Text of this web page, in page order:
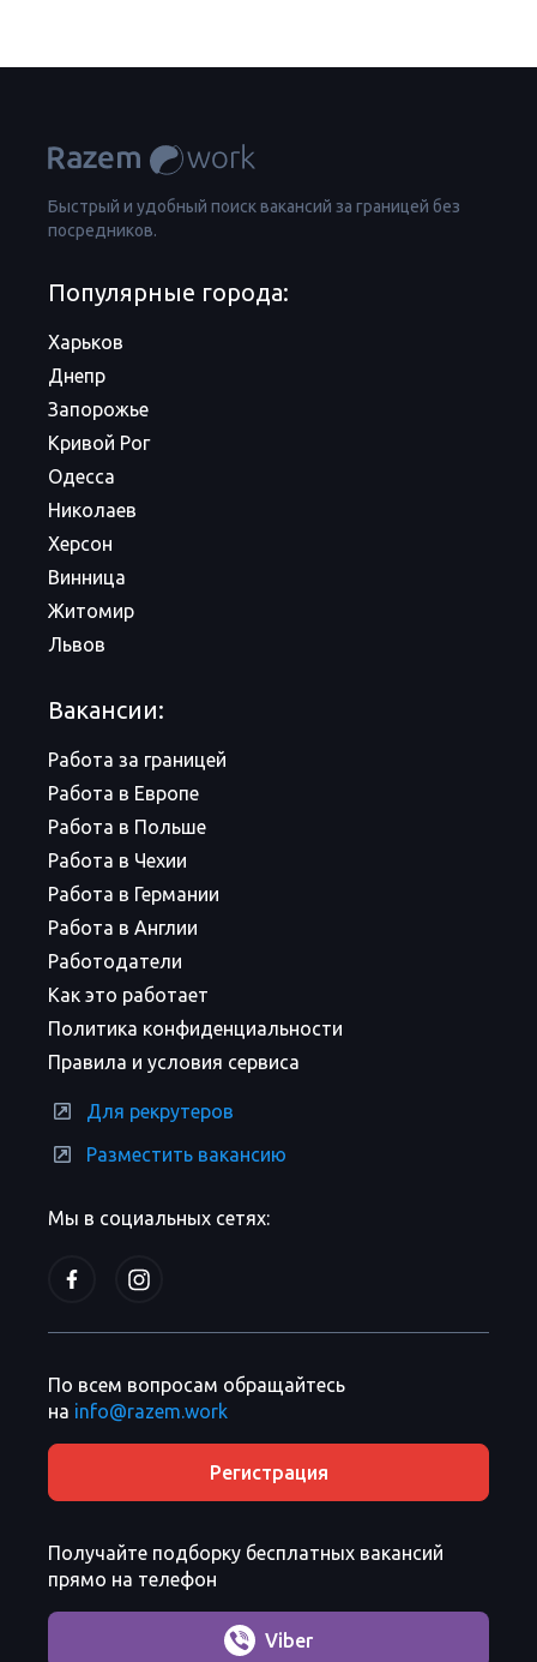
Быстрый и удобный поиск вакансий за границей без
посредников.
Мы в социальных сетях:
Популярные города:
Харьков
Днепр
Запорожье
Кривой Рог
Одесса
Николаев
Херсон
Винница
Житомир
Львов
Вакансии:
Работа за границей
Работа в Европе
Работа в Польше
Работа в Чехии
Работа в Германии
Работа в Англии
Работодатели
Как это работает
Политика конфиденциальности
Правила и условия сервиса
Для рекрутеров
Разместить вакансию
По всем вопросам обращайтесь
на info@razem.work
Регистрация
Получайте подборку бесплатных вакансий
прямо на телефон
Viber